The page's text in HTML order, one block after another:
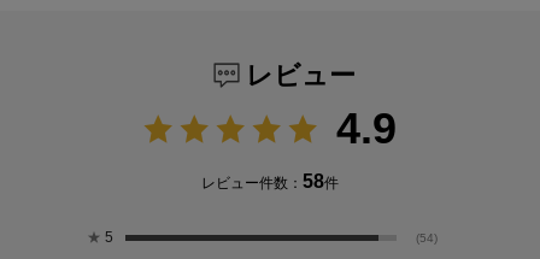
レビュー
4.9
レビュー件数： 58件
★ 5 (54)